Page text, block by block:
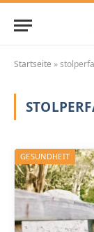
Startseite »
GESUNDHEIT